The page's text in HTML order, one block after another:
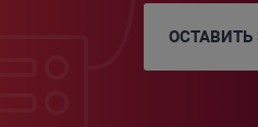
ОСТАВИТЬ